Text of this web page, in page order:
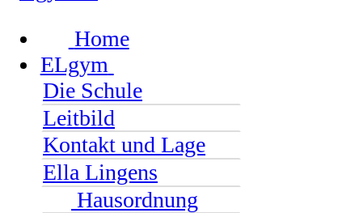
Home
ELgym
Die Schule
Leitbild
Kontakt und Lage
Ella Lingens
Hausordnung